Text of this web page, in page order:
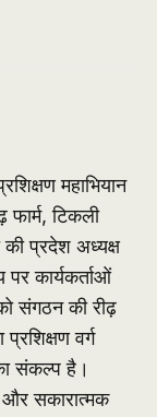
महाभियान
फार्म, टिकली
की प्रदेश अध्यक्ष
पर कार्यकर्ताओं
संगठन की रीढ़
वर्ग
संकल्प है।
और सकारात्मक